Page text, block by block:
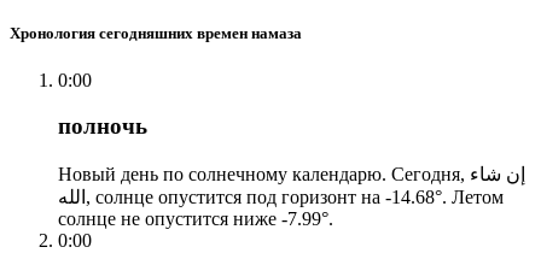
Хронология сегодняшних времен намаза
0:00
полночь
Новый день по солнечному календарю. Сегодня, إن شاء
الله, солнце опустится под горизонт на -14.68°. Летом
солнце не опустится ниже -7.99°.
0:00